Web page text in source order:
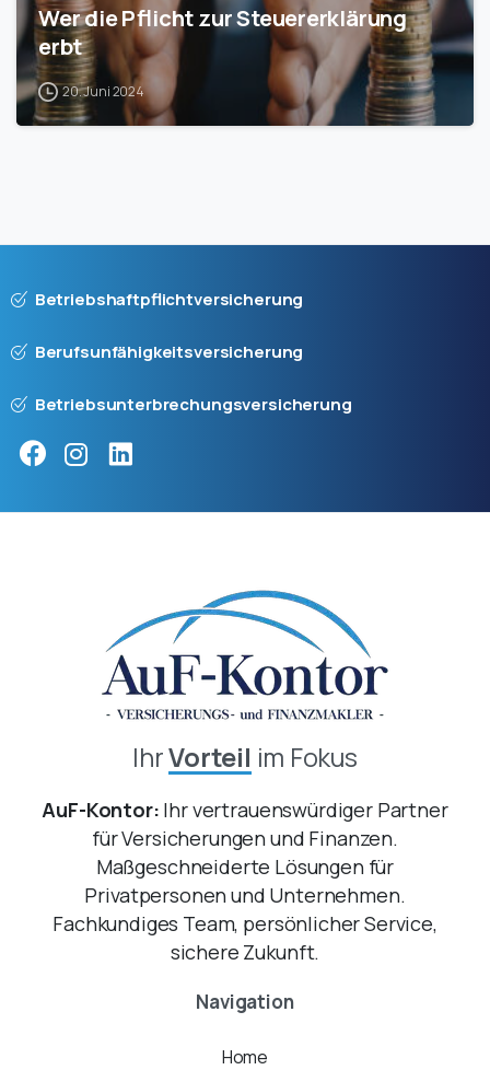
Wer die Pflicht zur Steuererklärung
erbt
20. Juni 2024
Betriebshaftpflichtversicherung
Berufsunfähigkeitsversicherung
Betriebsunterbrechungsversicherung
IhrVorteil im Fokus
AuF-Kontor: Ihr vertrauenswürdiger Partner
für Versicherungen und Finanzen.
Maßgeschneiderte Lösungen für
Privatpersonen und Unternehmen.
Fachkundiges Team, persönlicher Service,
sichere Zukunft.
Navigation
Home